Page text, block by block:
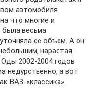
автомобиля
что многие и
была весьма
ее объем. А он
нарастая
2002-2004 годов
недурственно, а вот
ВАЗ-«классика».